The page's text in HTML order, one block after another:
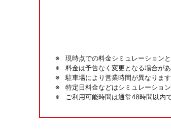
現時点での料金シミュレーションと
料金は予告なく変更となる場合が
駐車場により営業時間が異なりま
特定日料金などはシミュレーショ
ご利用可能時間は通常48時間以内